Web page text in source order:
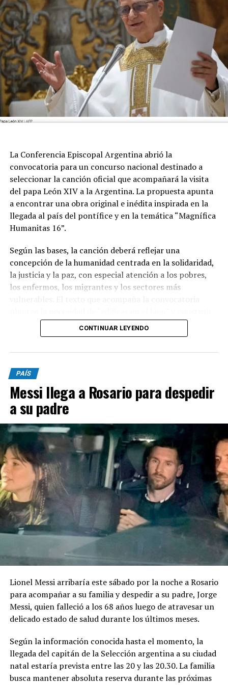
a todo el ambiente de la pelota.
La Conferencia Episcopal Argentina abrió la
convocatoria para un concurso nacional destinado a
seleccionar la canción oficial que acompañará la visita
del papa León XIV a la Argentina. La propuesta apunta
a encontrar una obra original e inédita inspirada en la
llegada al país del pontífice y en la temática “Magnífica
Humanitas 16”.
Según las bases, la canción deberá reflejar una
concepción de la humanidad centrada en la solidaridad,
la justicia y la paz, con especial atención a los pobres,
los enfermos, los migrantes y los sectores más
una sociedad donde el ser humano ocupe un lugar
de manera individual como grupal. Las canciones
deberán ser inéditas, haber sido compuestas
específicamente para el concurso y no haber sido
publicadas anteriormente en plataformas como
YouTube, Spotify o redes sociales.
El género musical será libre y las obras deberán tener
una duración de entre dos y cuatro minutos. El idioma
será el castellano, aunque las bases permiten incorporar
lenguas originarias de manera complementaria.
Uno de los puntos particulares del concurso es que las
bases contemplan expresamente el uso de inteligencia
artificial generativa. Sin embargo, las herramientas
podrán utilizarse solamente como apoyo auxiliar en
determinados procesos.
La IA podrá intervenir en la edición, mezcla o
masterización del audio, en tareas técnicas de
producción y en la generación de acompañamientos
instrumentales utilizados como maquetación. En todos
la estructura de la canción deberán ser de creación
íntegramente humana.
No estará permitido utilizar inteligencia artificial para
CONTINUAR LEYENDO
PAÍS
Messi llega a Rosario para despedir
a su padre
Lionel Messi arribaría este sábado por la noche a Rosario
para acompañar a su familia y despedir a su padre, Jorge
Messi, quien falleció a los 68 años luego de atravesar un
delicado estado de salud durante los últimos meses.
Según la información conocida hasta el momento, la
llegada del capitán de la Selección argentina a su ciudad
natal estaría prevista entre las 20 y las 20.30. La familia
busca mantener absoluta reserva durante las próximas